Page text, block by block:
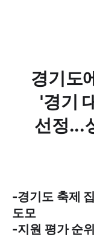
경기도
'경기
선정...
-경기도 축제
도모
-지원 평가 순